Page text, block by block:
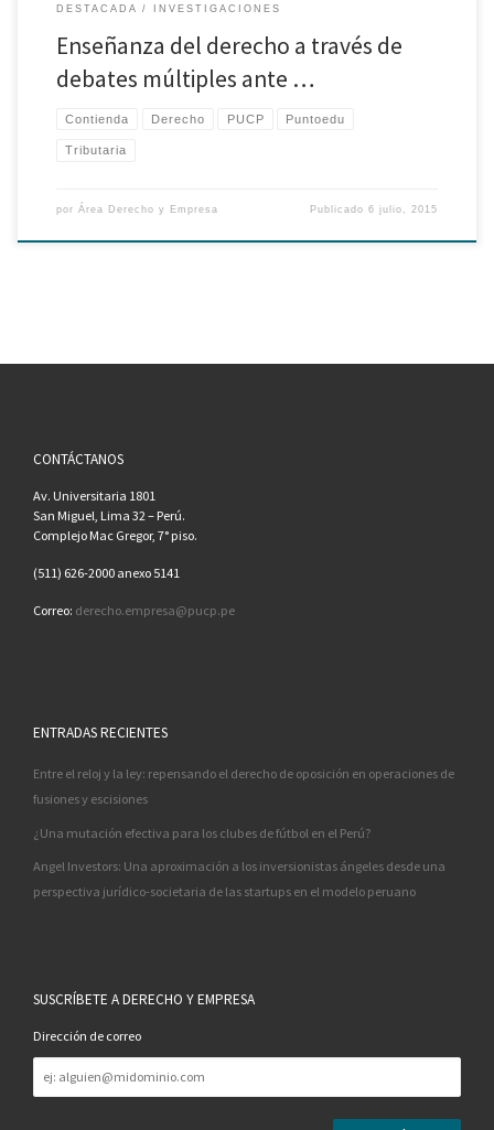
DESTACADA INVESTIGACIONES
Enseñanza del derecho a través de
debates múltiples ante …
Contienda Derecho PUCP Puntoedu
Tributaria
por Área Derecho y Empresa Publicado6 julio, 2015
CONTÁCTANOS
Av. Universitaria 1801
San Miguel, Lima 32 – Perú.
Complejo Mac Gregor, 7° piso.
(511) 626-2000 anexo 5141
Correo: derecho.empresa@pucp.pe
ENTRADAS RECIENTES
Entre el reloj y la ley: repensando el derecho de oposición en operaciones de
fusiones y escisiones
¿Una mutación efectiva para los clubes de fútbol en el Perú?
Angel Investors: Una aproximación a los inversionistas ángeles desde una
perspectiva jurídico-societaria de las startups en el modelo peruano
SUSCRÍBETE A DERECHO Y EMPRESA
Dirección de correo
de
correo